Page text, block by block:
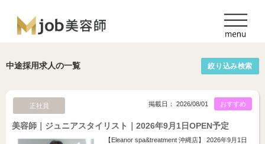
中途採用求人の一覧 絞り込み検索
正社員 おすすめ
掲載日： 2026/08/01
美容師｜ジュニアスタイリスト｜2026年9月1日OPEN予定
【Eleanor spa&treatment 沖縄店】 2026年9月1日